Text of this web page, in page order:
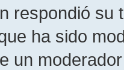
respondió
ha sido
un